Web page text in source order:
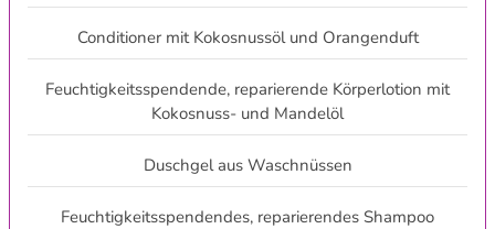
Conditioner mit Kokosnussöl und Orangenduft
Feuchtigkeitsspendende, reparierende Körperlotion mit
Kokosnuss- und Mandelöl
Duschgel aus Waschnüssen
Feuchtigkeitsspendendes, reparierendes Shampoo